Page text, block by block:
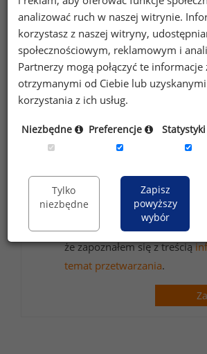
Zapisz się do newslettera!
Wyrażam zgodę na
formularzu przez Sedlak&
sp. k. w celu otrzymywania
Wyrażam zgodę na
adres e-mail ofert
informacji marketingowych.
że zapoznałem się z treścią
temat przetwarzania.
analizować ruch w naszej witrynie.
korzystasz z naszej witryny,
społecznościowym, reklamowym i
Partnerzy mogą połączyć te
otrzymanymi od Ciebie lub
korzystania z ich usług.
Niezbędne Preferencje Statystyki
Tylko
niezbędne
Zapisz
powyższy
wybór